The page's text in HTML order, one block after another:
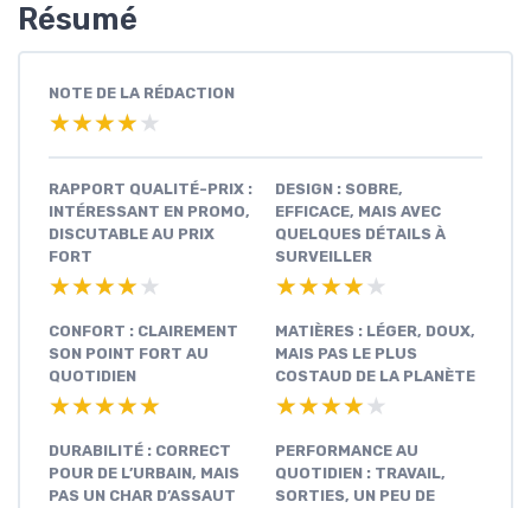
Résumé
NOTE DE LA RÉDACTION
★★★★★
★★★★★
RAPPORT QUALITÉ-PRIX :
INTÉRESSANT EN PROMO,
DISCUTABLE AU PRIX
FORT
★★★★★
★★★★★
DESIGN : SOBRE,
EFFICACE, MAIS AVEC
QUELQUES DÉTAILS À
SURVEILLER
★★★★★
★★★★★
CONFORT : CLAIREMENT
SON POINT FORT AU
QUOTIDIEN
★★★★★
★★★★★
MATIÈRES : LÉGER, DOUX,
MAIS PAS LE PLUS
COSTAUD DE LA PLANÈTE
★★★★★
★★★★★
DURABILITÉ : CORRECT
POUR DE L’URBAIN, MAIS
PAS UN CHAR D’ASSAUT
PERFORMANCE AU
QUOTIDIEN : TRAVAIL,
SORTIES, UN PEU DE